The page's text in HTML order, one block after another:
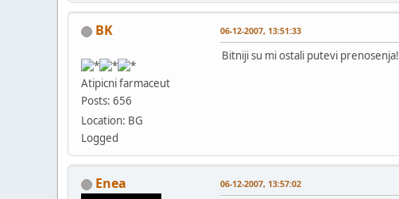
BK
Atipicni farmaceut
Posts: 656
Location: BG
Logged
06-12-2007, 13:51:33
Bitniji su mi ostali putevi prenosenja!
Enea 06-12-2007, 13:57:02